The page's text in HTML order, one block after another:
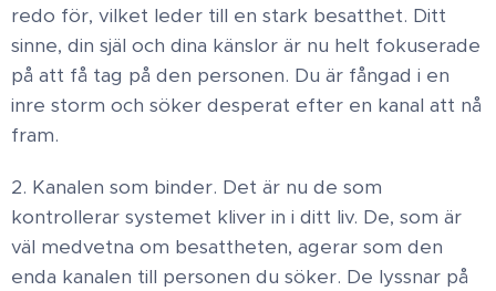
redo för, vilket leder till en stark besatthet. Ditt
sinne, din själ och dina känslor är nu helt fokuserade
på att få tag på den personen. Du är fångad i en
inre storm och söker desperat efter en kanal att nå
fram. ​
2. Kanalen som binder ​. Det är nu de som
kontrollerar systemet kliver in i ditt liv. De, som är
väl medvetna om besattheten, agerar som den
enda kanalen till personen du söker. De lyssnar på